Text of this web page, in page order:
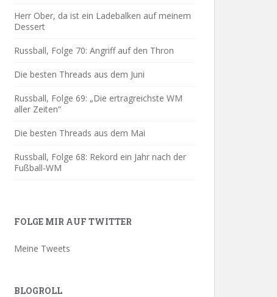
Herr Ober, da ist ein Ladebalken auf meinem
Dessert
Russball, Folge 70: Angriff auf den Thron
Die besten Threads aus dem Juni
Russball, Folge 69: „Die ertragreichste WM
aller Zeiten“
Die besten Threads aus dem Mai
Russball, Folge 68: Rekord ein Jahr nach der
Fußball-WM
FOLGE MIR AUF TWITTER
Meine Tweets
BLOGROLL